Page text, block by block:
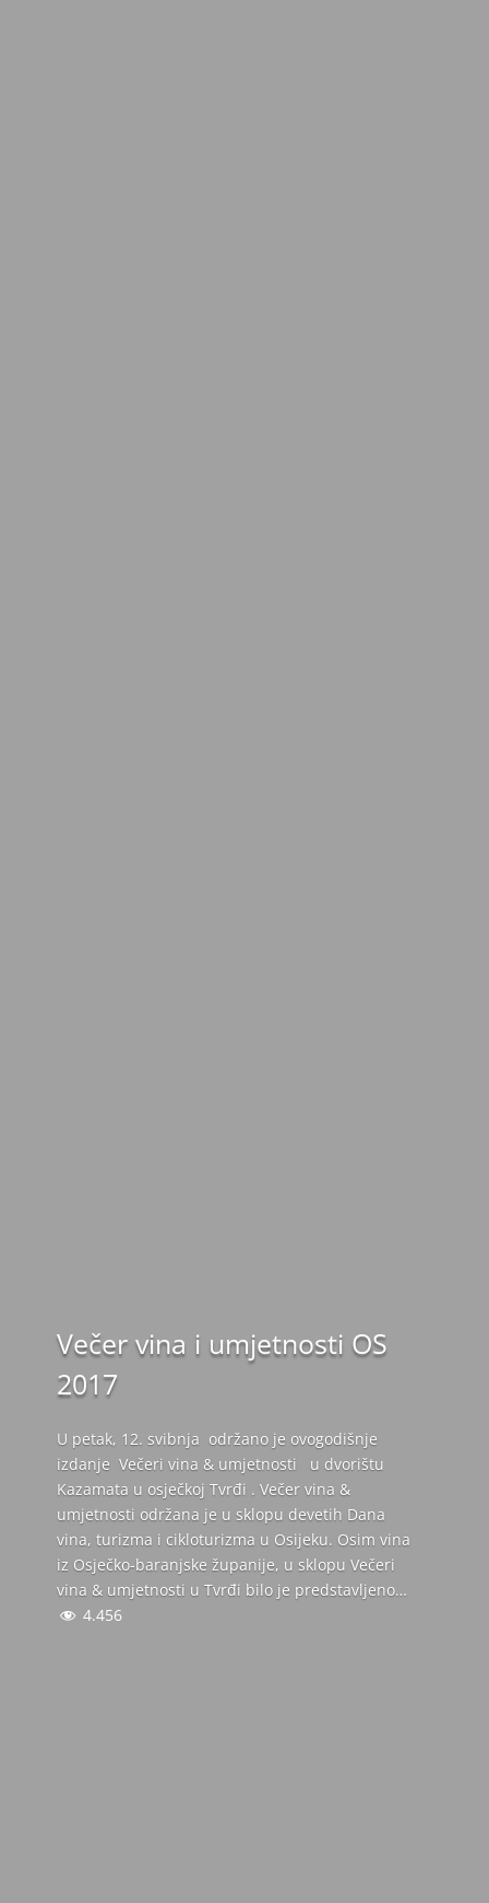
Večer vina i umjetnosti OS
2017
U petak, 12. svibnja održano je ovogodišnje
izdanje Večeri vina & umjetnosti u dvorištu
Kazamata u osječkoj Tvrđi . Večer vina &
umjetnosti održana je u sklopu devetih Dana
vina, turizma i cikloturizma u Osijeku. Osim vina
iz Osječko-baranjske županije, u sklopu Večeri
vina & umjetnosti u Tvrđi bilo je predstavljeno…
4.456